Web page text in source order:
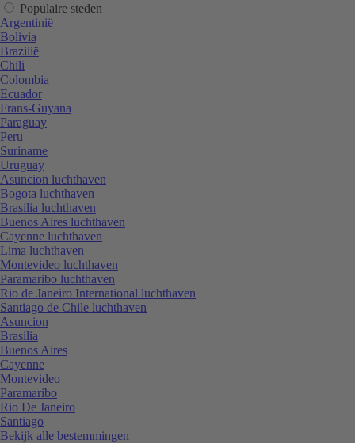
Populaire steden
Argentinië
Bolivia
Brazilië
Chili
Colombia
Ecuador
Frans-Guyana
Paraguay
Peru
Suriname
Uruguay
Asuncion luchthaven
Bogota luchthaven
Brasilia luchthaven
Buenos Aires luchthaven
Cayenne luchthaven
Lima luchthaven
Montevideo luchthaven
Paramaribo luchthaven
Rio de Janeiro International luchthaven
Santiago de Chile luchthaven
Asuncion
Brasilia
Buenos Aires
Cayenne
Montevideo
Paramaribo
Rio De Janeiro
Santiago
Bekijk alle bestemmingen